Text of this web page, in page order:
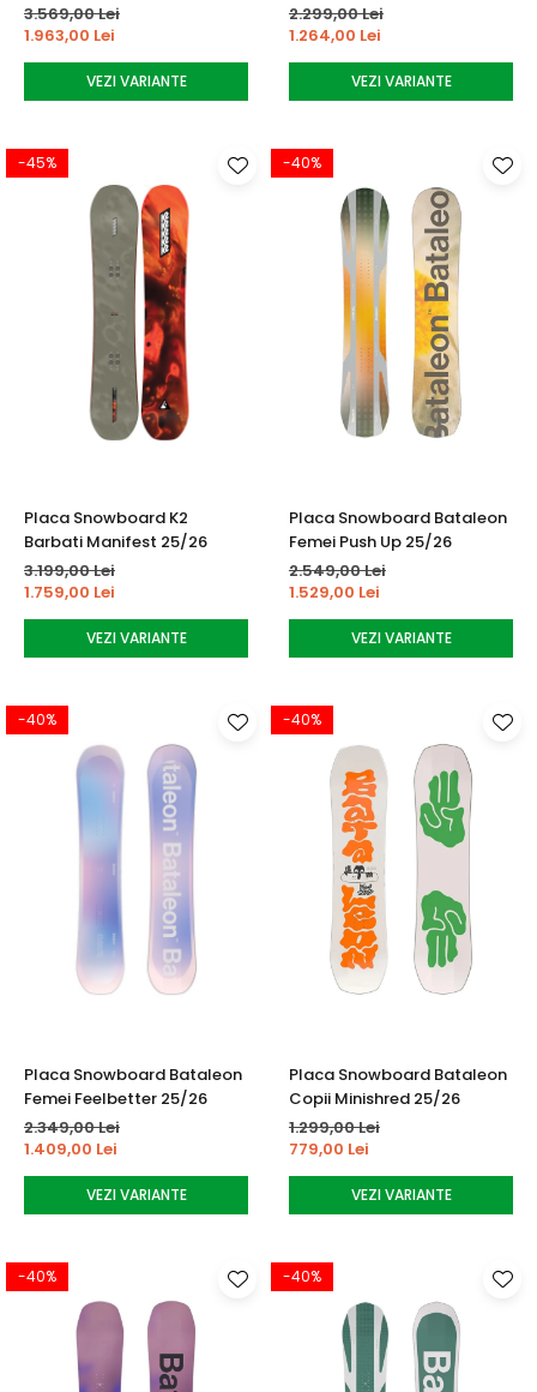
3.569,00 Lei
1.963,00 Lei
VEZI VARIANTE
2.299,00 Lei
1.264,00 Lei
VEZI VARIANTE
-45%
Placa Snowboard K2
Barbati Manifest 25/26
3.199,00 Lei
1.759,00 Lei
VEZI VARIANTE
-40%
Placa Snowboard Bataleon
Femei Push Up 25/26
2.549,00 Lei
1.529,00 Lei
VEZI VARIANTE
-40%
Placa Snowboard Bataleon
Femei Feelbetter 25/26
2.349,00 Lei
1.409,00 Lei
VEZI VARIANTE
-40%
Placa Snowboard Bataleon
Copii Minishred 25/26
1.299,00 Lei
779,00 Lei
VEZI VARIANTE
-40% -40%